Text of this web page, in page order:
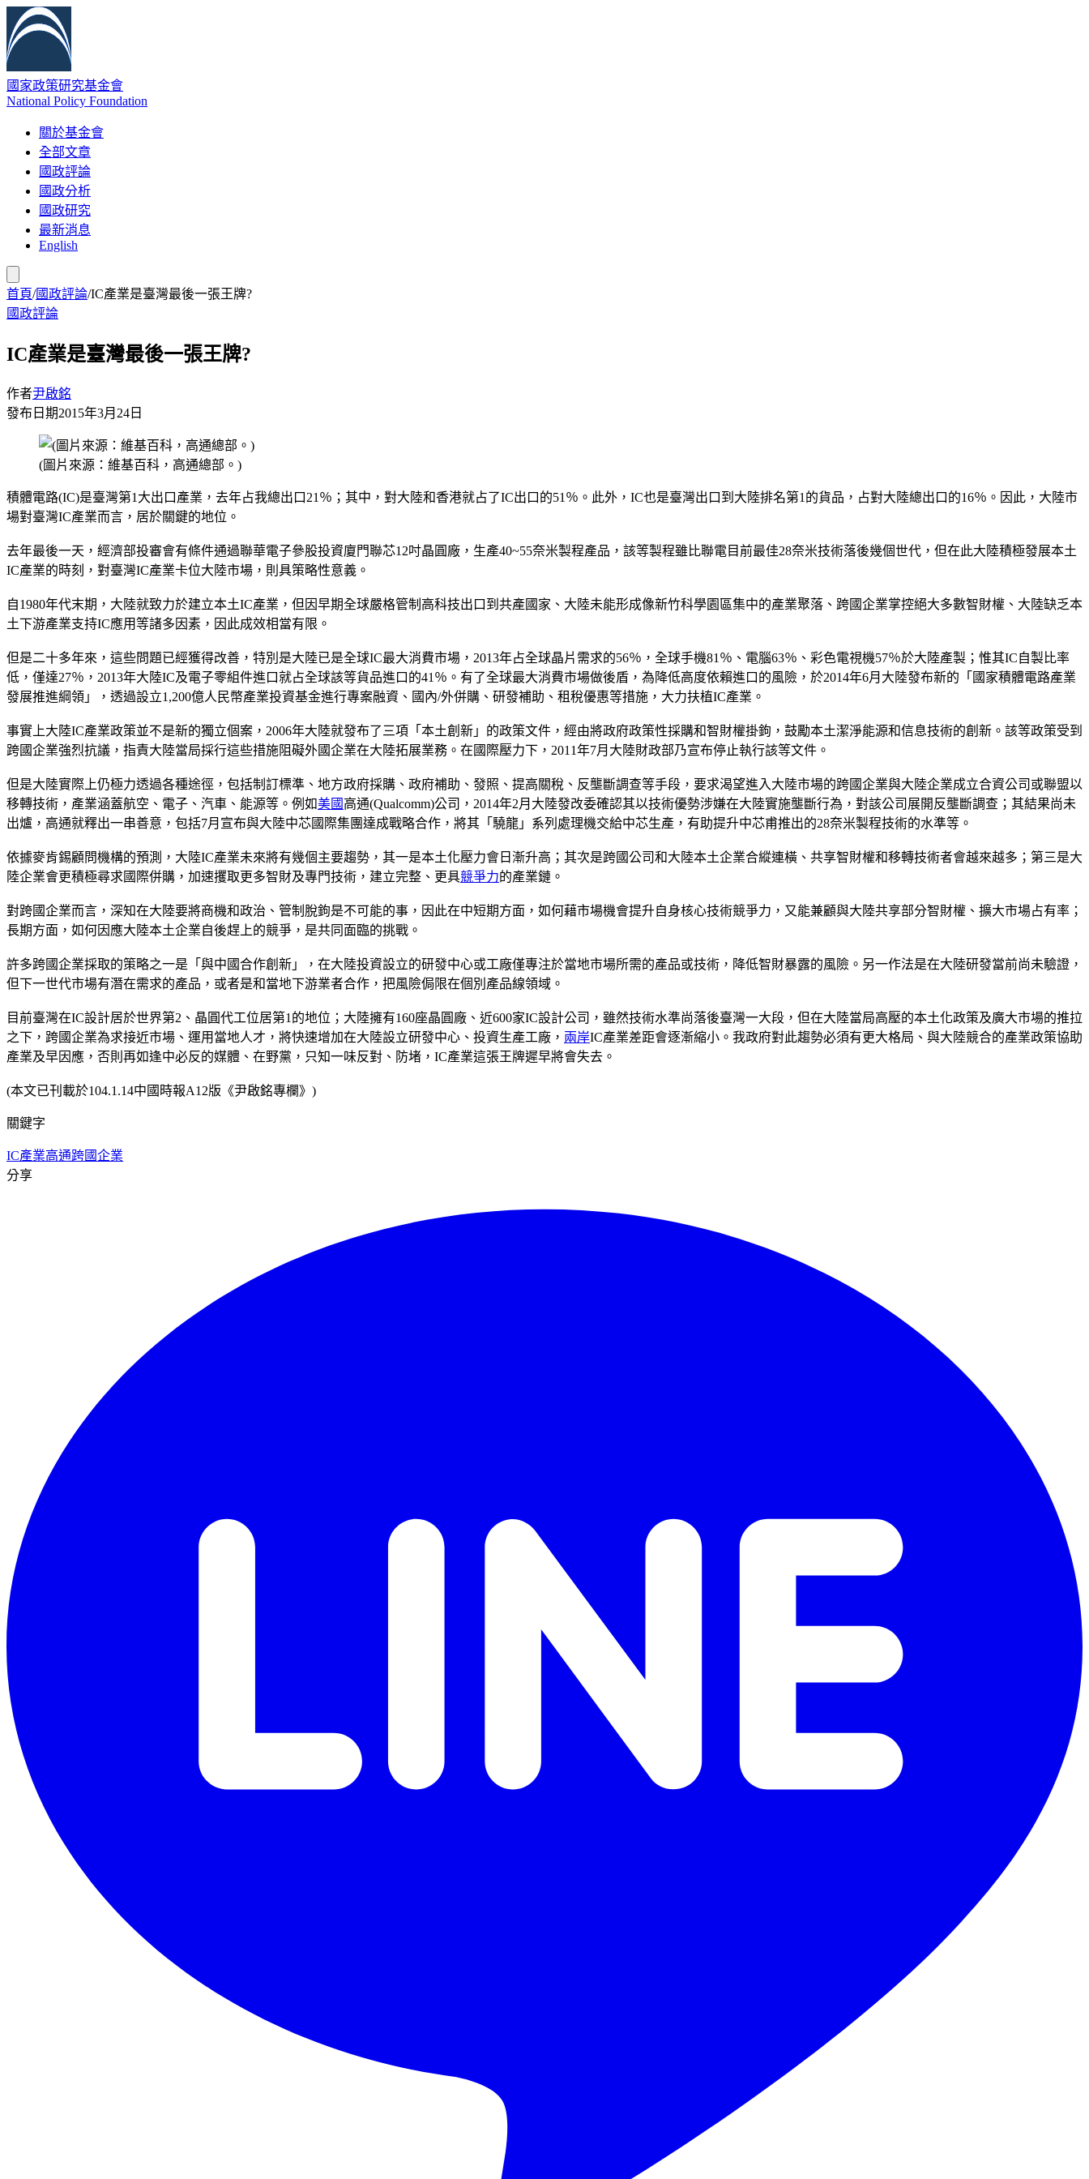
國家政策研究基金會
National Policy Foundation
關於基金會
全部文章
國政評論
國政分析
國政研究
最新消息
English
首頁/國政評論/IC產業是臺灣最後一張王牌?
國政評論
IC產業是臺灣最後一張王牌?
作者尹啟銘
發布日期2015年3月24日
(圖片來源：維基百科，高通總部。)
積體電路(IC)是臺灣第1大出口產業，去年占我總出口21％；其中，對大陸和香港就占了IC出口的51％。此外，IC也是臺灣出口到大陸排名第1的貨品，占對大陸總出口的16％。因此，大陸市
場對臺灣IC產業而言，居於關鍵的地位。
去年最後一天，經濟部投審會有條件通過聯華電子參股投資廈門聯芯12吋晶圓廠，生產40~55奈米製程產品，該等製程雖比聯電目前最佳28奈米技術落後幾個世代，但在此大陸積極發展本土
IC產業的時刻，對臺灣IC產業卡位大陸市場，則具策略性意義。
自1980年代末期，大陸就致力於建立本土IC產業，但因早期全球嚴格管制高科技出口到共產國家、大陸未能形成像新竹科學園區集中的產業聚落、跨國企業掌控絕大多數智財權、大陸缺乏本
土下游產業支持IC應用等諸多因素，因此成效相當有限。
但是二十多年來，這些問題已經獲得改善，特別是大陸已是全球IC最大消費市場，2013年占全球晶片需求的56％，全球手機81％、電腦63％、彩色電視機57％於大陸產製；惟其IC自製比率
低，僅達27％，2013年大陸IC及電子零組件進口就占全球該等貨品進口的41％。有了全球最大消費市場做後盾，為降低高度依賴進口的風險，於2014年6月大陸發布新的「國家積體電路產業
發展推進綱領」，透過設立1,200億人民幣產業投資基金進行專案融資、國內/外併購、研發補助、租稅優惠等措施，大力扶植IC產業。
事實上大陸IC產業政策並不是新的獨立個案，2006年大陸就發布了三項「本土創新」的政策文件，經由將政府政策性採購和智財權掛鉤，鼓勵本土潔淨能源和信息技術的創新。該等政策受到
跨國企業強烈抗議，指責大陸當局採行這些措施阻礙外國企業在大陸拓展業務。在國際壓力下，2011年7月大陸財政部乃宣布停止執行該等文件。
但是大陸實際上仍極力透過各種途徑，包括制訂標準、地方政府採購、政府補助、發照、提高關稅、反壟斷調查等手段，要求渴望進入大陸市場的跨國企業與大陸企業成立合資公司或聯盟以
移轉技術，產業涵蓋航空、電子、汽車、能源等。例如美國 高通(Qualcomm)公司，2014年2月大陸發改委確認其以技術優勢涉嫌在大陸實施壟斷行為，對該公司展開反壟斷調查；其結果尚未
出爐，高通就釋出一串善意，包括7月宣布與大陸中芯國際集團達成戰略合作，將其「驍龍」系列處理機交給中芯生產，有助提升中芯甫推出的28奈米製程技術的水準等。
依據麥肯錫顧問機構的預測，大陸IC產業未來將有幾個主要趨勢，其一是本土化壓力會日漸升高；其次是跨國公司和大陸本土企業合縱連橫、共享智財權和移轉技術者會越來越多；第三是大
陸企業會更積極尋求國際併購，加速攫取更多智財及專門技術，建立完整、更具競爭力的產業鏈。
對跨國企業而言，深知在大陸要將商機和政治、管制脫鉤是不可能的事，因此在中短期方面，如何藉市場機會提升自身核心技術競爭力，又能兼顧與大陸共享部分智財權、擴大市場占有率；
長期方面，如何因應大陸本土企業自後趕上的競爭，是共同面臨的挑戰。
許多跨國企業採取的策略之一是「與中國合作創新」，在大陸投資設立的研發中心或工廠僅專注於當地市場所需的產品或技術，降低智財暴露的風險。另一作法是在大陸研發當前尚未驗證，
但下一世代市場有潛在需求的產品，或者是和當地下游業者合作，把風險侷限在個別產品線領域。
目前臺灣在IC設計居於世界第2、晶圓代工位居第1的地位；大陸擁有160座晶圓廠、近600家IC設計公司，雖然技術水準尚落後臺灣一大段，但在大陸當局高壓的本土化政策及廣大市場的推拉
之下，跨國企業為求接近市場、運用當地人才，將快速增加在大陸設立研發中心、投資生產工廠， 兩岸IC產業差距會逐漸縮小。我政府對此趨勢必須有更大格局、與大陸競合的產業政策協助
產業及早因應，否則再如逢中必反的媒體、在野黨，只知一味反對、防堵，IC產業這張王牌遲早將會失去。
(本文已刊載於104.1.14中國時報A12版《尹啟銘專欄》)
關鍵字
IC產業高通跨國企業
分享